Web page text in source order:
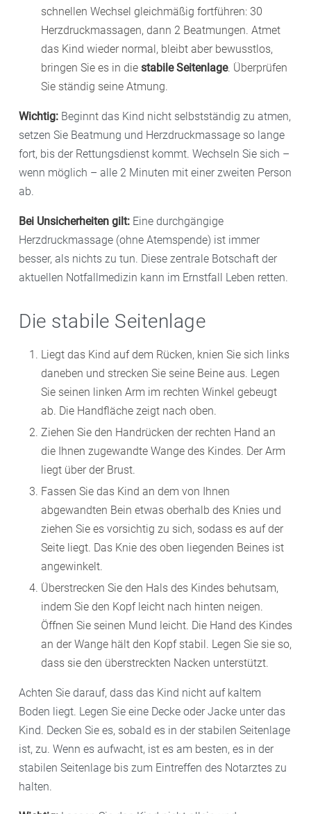
schnellen Wechsel gleichmäßig fortführen: 30
Herzdruckmassagen, dann 2 Beatmungen. Atmet
das Kind wieder normal, bleibt aber bewusstlos,
bringen Sie es in die stabile Seitenlage. Überprüfen
Sie ständig seine Atmung.
Wichtig: Beginnt das Kind nicht selbstständig zu atmen,
setzen Sie Beatmung und Herzdruckmassage so lange
fort, bis der Rettungsdienst kommt. Wechseln Sie sich –
wenn möglich – alle 2 Minuten mit einer zweiten Person
ab.
Bei Unsicherheiten gilt: Eine durchgängige
Herzdruckmassage (ohne Atemspende) ist immer
besser, als nichts zu tun. Diese zentrale Botschaft der
aktuellen Notfallmedizin kann im Ernstfall Leben retten.
Die stabile Seitenlage
Liegt das Kind auf dem Rücken, knien Sie sich links
daneben und strecken Sie seine Beine aus. Legen
Sie seinen linken Arm im rechten Winkel gebeugt
ab. Die Handfläche zeigt nach oben.
Ziehen Sie den Handrücken der rechten Hand an
die Ihnen zugewandte Wange des Kindes. Der Arm
liegt über der Brust.
Fassen Sie das Kind an dem von Ihnen
abgewandten Bein etwas oberhalb des Knies und
ziehen Sie es vorsichtig zu sich, sodass es auf der
Seite liegt. Das Knie des oben liegenden Beines ist
angewinkelt.
Überstrecken Sie den Hals des Kindes behutsam,
indem Sie den Kopf leicht nach hinten neigen.
Öffnen Sie seinen Mund leicht. Die Hand des Kindes
an der Wange hält den Kopf stabil. Legen Sie sie so,
dass sie den überstreckten Nacken unterstützt.
Achten Sie darauf, dass das Kind nicht auf kaltem
Boden liegt. Legen Sie eine Decke oder Jacke unter das
Kind. Decken Sie es, sobald es in der stabilen Seitenlage
ist, zu. Wenn es aufwacht, ist es am besten, es in der
stabilen Seitenlage bis zum Eintreffen des Notarztes zu
halten.